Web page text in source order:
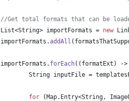
//Get total formats that can be
List<String> importFormats = new
importFormats .addAll (
importFormats . forEach(( formatExt ) -
String inputFile =
for ( Map. Entry<String,